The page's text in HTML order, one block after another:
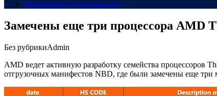
Инновации и возможности
Замечены еще три процессора AMD
Без рубрикиAdmin
AMD ведет активную разработку семейства процессоров
отгрузочных манифестов NBD, где были замечены еще три